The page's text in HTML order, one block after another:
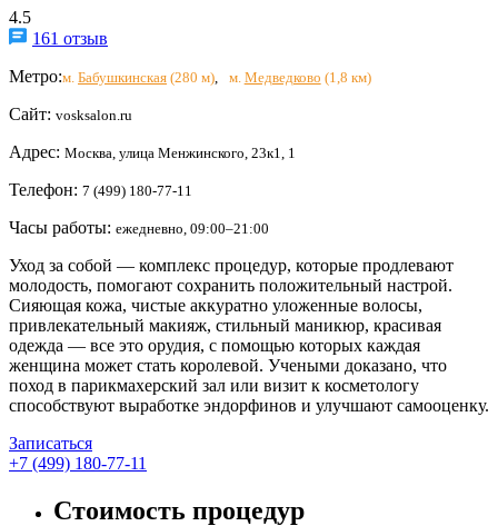
4.5
161 отзыв
Метро:м. Бабушкинская (280 м) м. Медведково (1,8 км)
Сайт: vosksalon.ru
Адрес: Москва, улица Менжинского, 23к1, 1
Телефон: 7 (499) 180-77-11
Часы работы: ежедневно, 09:00–21:00
Уход за собой — комплекс процедур, которые продлевают
молодость, помогают сохранить положительный настрой.
Сияющая кожа, чистые аккуратно уложенные волосы,
привлекательный макияж, стильный маникюр, красивая
одежда — все это орудия, с помощью которых каждая
женщина может стать королевой. Учеными доказано, что
поход в парикмахерский зал или визит к косметологу
способствуют выработке эндорфинов и улучшают самооценку.
Записаться
+7 (499) 180-77-11
Стоимость процедур